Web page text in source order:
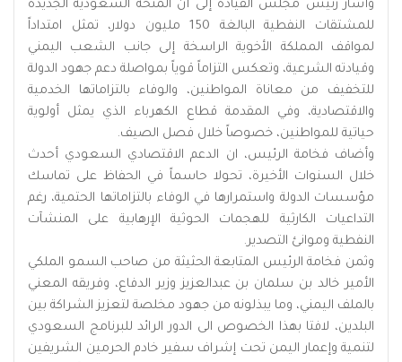
وأشار رئيس مجلس القيادة إلى أن المنحة السعودية الجديدة
للمشتقات النفطية البالغة 150 مليون دولار، تمثل امتداداً
لمواقف المملكة الأخوية الراسخة إلى جانب الشعب اليمني
وقيادته الشرعية، وتعكس التزاماً قوياً بمواصلة دعم جهود الدولة
للتخفيف من معاناة المواطنين، والوفاء بالتزاماتها الخدمية
والاقتصادية، وفي المقدمة قطاع الكهرباء الذي يمثل أولوية
حياتية للمواطنين، خصوصاً خلال فصل الصيف.
وأضاف فخامة الرئيس، ان الدعم الاقتصادي السعودي أحدث
خلال السنوات الأخيرة، تحولا حاسماً في الحفاظ على تماسك
مؤسسات الدولة واستمرارها في الوفاء بالتزاماتها الحتمية، رغم
التداعيات الكارثية للهجمات الحوثية الإرهابية على المنشآت
النفطية وموانئ التصدير.
وثمن فخامة الرئيس المتابعة الحثيثة من صاحب السمو الملكي
الأمير خالد بن سلمان بن عبدالعزيز وزير الدفاع، وفريقه المعني
بالملف اليمني، وما يبذلونه من جهود مخلصة لتعزيز الشراكة بين
البلدين، لافتا بهذا الخصوص الى الدور الرائد للبرنامج السعودي
لتنمية وإعمار اليمن تحت إشراف سفير خادم الحرمين الشريفين